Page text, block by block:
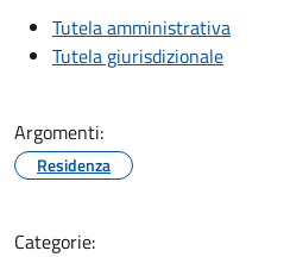
Tutela amministrativa
Tutela giurisdizionale
Argomenti:
Residenza
Categorie: